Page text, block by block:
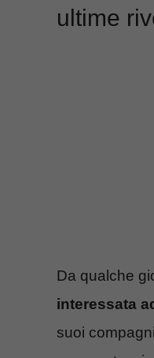
ultime
Da qualche
interessata
suoi